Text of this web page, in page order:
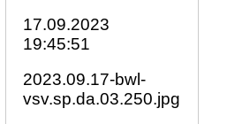
17.09.2023
19:45:51
2023.09.17-bwl-
vsv.sp.da.03.250.jpg